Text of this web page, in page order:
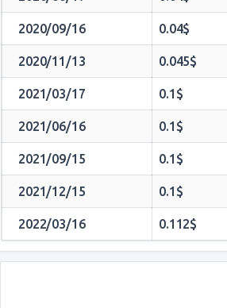
2020/09/16 0.04$
2020/11/13 0.045$
2021/03/17 0.1$
2021/06/16 0.1$
2021/09/15 0.1$
2021/12/15 0.1$
2022/03/16 0.112$